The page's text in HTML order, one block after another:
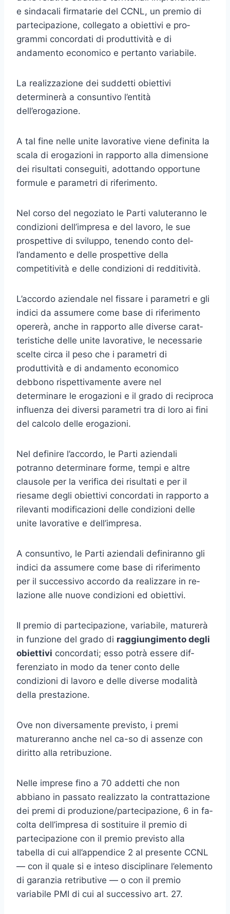
e sindacali firmatarie del CCNL, un premio di
partecipazione, collegato a obiettivi e pro­
grammi concordati di produttività e di
andamento economico e per­tanto variabile.
La realizzazione dei suddetti obiettivi
determinerà a consuntivo l’entità
dell’erogazione.
A tal fine nelle unite lavorative viene definita la
scala di erogazioni in rapporto alla dimensione
dei risultati conseguiti, adottando oppor­tune
formule e parametri di riferimento.
Nel corso del negoziato le Parti valuteranno le
condizioni dell’im­presa e del lavoro, le sue
prospettive di sviluppo, tenendo conto del­
l’andamento e delle prospettive della
competitività e delle condizioni di redditività.
L’accordo aziendale nel fissare i parametri e gli
indici da assumere come base di riferimento
opererà, anche in rapporto alle diverse carat­
teristiche delle unite lavorative, le necessarie
scelte circa il peso che i parametri di
produttività e di andamento economico
debbono rispetti­vamente avere nel
determinare le erogazioni e il grado di reciproca
in­fluenza dei diversi parametri tra di loro ai fini
del calcolo delle erogazioni.
Nel definire l’accordo, le Parti aziendali
potranno determinare for­me, tempi e altre
clausole per la verifica dei risultati e per il
riesame degli obiettivi concordati in rapporto a
rilevanti modificazioni delle con­dizioni delle
unite lavorative e dell’impresa.
A consuntivo, le Parti aziendali definiranno gli
indici da assumere come base di riferimento
per il successivo accordo da realizzare in re­
lazione alle nuove condizioni ed obiettivi.
II premio di partecipazione, variabile, maturerà
in funzione del gra­do di raggiungimento degli
obiettivi concordati; esso potrà essere dif­
ferenziato in modo da tener conto delle
condizioni di lavoro e delle di­verse modalità
della prestazione.
Ove non diversamente previsto, i premi
matureranno anche nel ca-so di assenze con
diritto alla retribuzione.
Nelle imprese fino a 70 addetti che non
abbiano in passato realiz­zato la contrattazione
dei premi di produzione/partecipazione, 6 in fa­
colta dell’impresa di sostituire il premio di
partecipazione con il premio previsto alla
tabella di cui all’appendice 2 al presente CCNL
— con il quale si e inteso disciplinare l’elemento
di garanzia retributive — o con il premio
variabile PMI di cui al successivo art. 27.